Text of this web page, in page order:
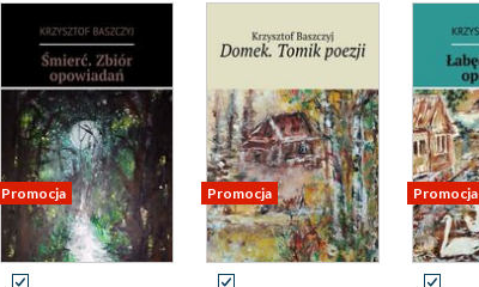
Promocja Promocja Promocja